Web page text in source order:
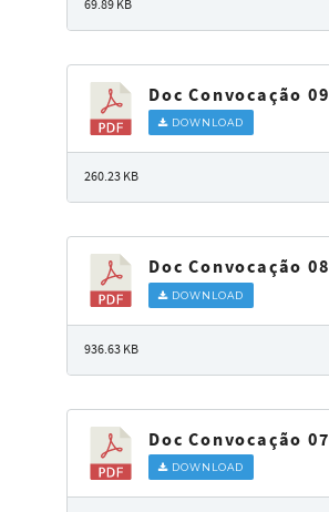
69.89 KB
Doc Convocação 09
DOWNLOAD
260.23 KB
Doc Convocação 08
DOWNLOAD
936.63 KB
Doc Convocação 07
DOWNLOAD